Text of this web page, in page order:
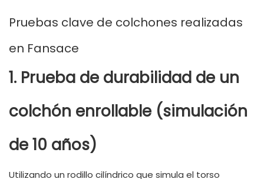
Pruebas clave de colchones realizadas
en Fansace
1. Prueba de durabilidad de un
colchón enrollable (simulación
de 10 años)
Utilizando un rodillo cilíndrico que simula el torso